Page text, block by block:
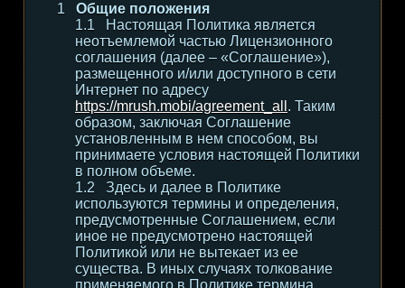
Общие положения
Настоящая Политика является
неотъемлемой частью Лицензионного
соглашения (далее – «Соглашение»),
размещенного и/или доступного в сети
Интернет по адресу
https://mrush.mobi/agreement_all . Таким
образом, заключая Соглашение
установленным в нем способом, вы
принимаете условия настоящей Политики
в полном объеме.
Здесь и далее в Политике
используются термины и определения,
предусмотренные Соглашением, если
иное не предусмотрено настоящей
Политикой или не вытекает из ее
существа. В иных случаях толкование
применяемого в Политике термина